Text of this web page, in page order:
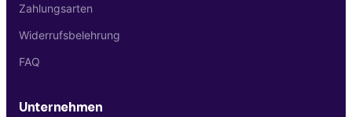
Zahlungsarten
Widerrufsbelehrung
FAQ
Unternehmen